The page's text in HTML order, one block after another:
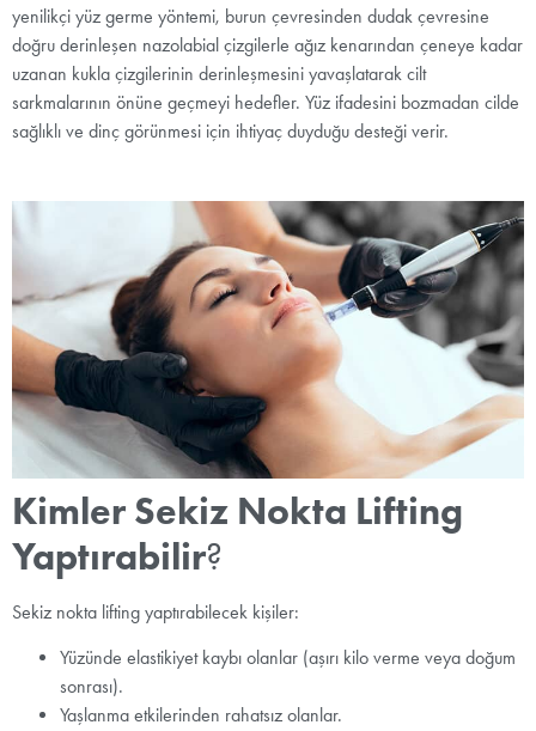
yenilikçi yüz germe yöntemi, burun çevresinden dudak çevresine
doğru derinleşen nazolabial çizgilerle ağız kenarından çeneye kadar
uzanan kukla çizgilerinin derinleşmesini yavaşlatarak cilt
sarkmalarının önüne geçmeyi hedefler. Yüz ifadesini bozmadan cilde
sağlıklı ve dinç görünmesi için ihtiyaç duyduğu desteği verir.
Kimler Sekiz Nokta Lifting
Yaptırabilir?
Sekiz nokta lifting yaptırabilecek kişiler:
Yüzünde elastikiyet kaybı olanlar (aşırı kilo verme veya doğum
sonrası).
Yaşlanma etkilerinden rahatsız olanlar.